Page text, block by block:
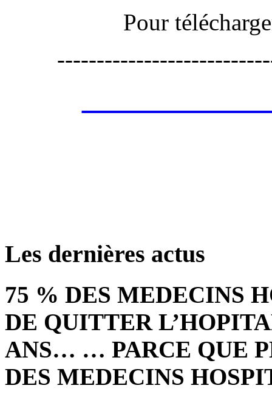
Pour
Les dernières actus
75 % DES MEDECINS
DE QUITTER
ANS… … PARCE QUE
DES MEDECINS